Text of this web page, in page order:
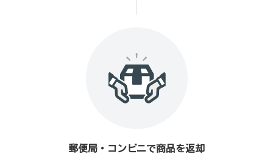
郵便局・コンビニで商品を返却